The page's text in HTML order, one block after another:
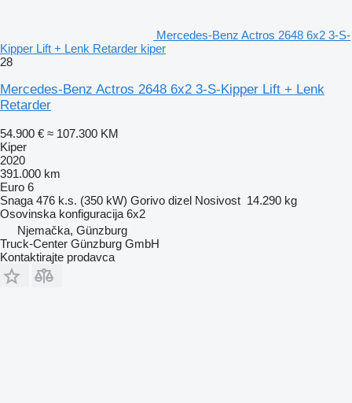
Mercedes-Benz Actros 2648 6x2 3-S-
Kipper Lift + Lenk Retarder kiper
28
Mercedes-Benz Actros 2648 6x2 3-S-Kipper Lift + Lenk
Retarder
54.900 € ≈ 107.300 KM
Kiper
2020
391.000 km
Euro 6
Snaga 476 k.s. (350 kW) Gorivo dizel Nosivost 14.290 kg
Osovinska konfiguracija 6x2
Njemačka, Günzburg
Truck-Center Günzburg GmbH
Kontaktirajte prodavca